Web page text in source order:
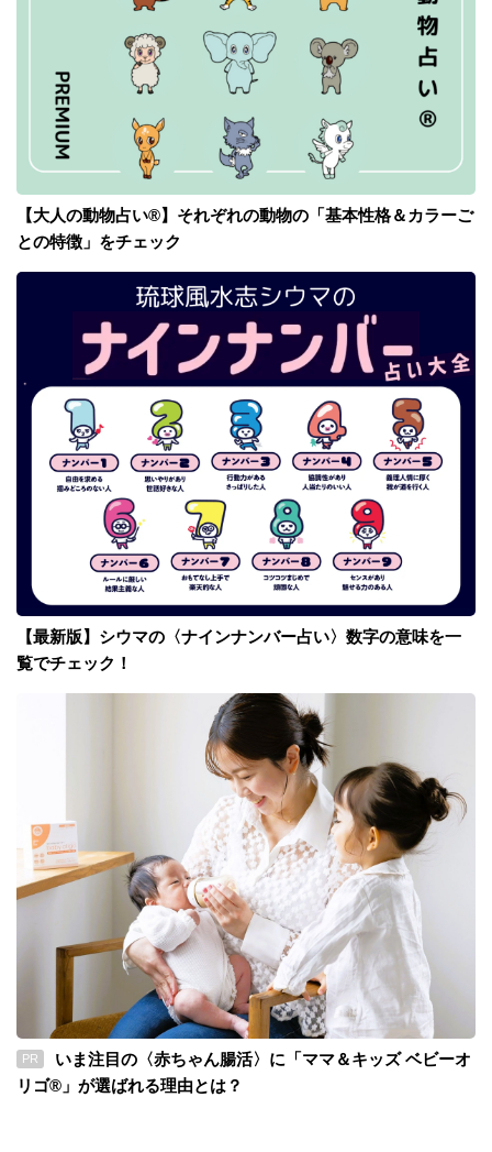
【大人の動物占い®】それぞれの動物の「基本性格＆カラーご
との特徴」をチェック
【最新版】シウマの〈ナインナンバー占い〉数字の意味を一
覧でチェック！
PR
いま注目の〈赤ちゃん腸活〉に「ママ＆キッズ ベビーオ
リゴ®」が選ばれる理由とは？